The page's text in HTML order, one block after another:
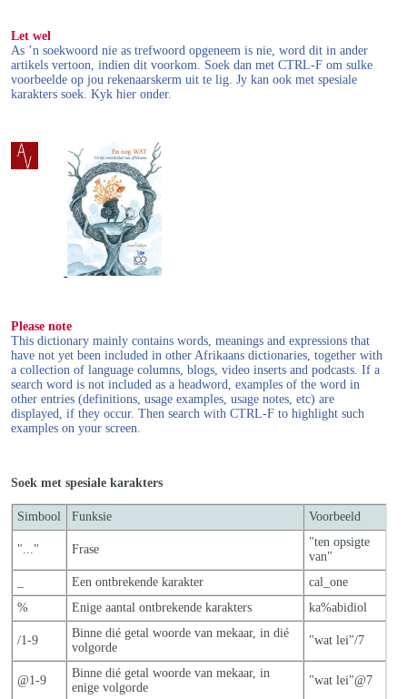
Let wel
As ’n soekwoord nie as trefwoord opgeneem is nie, word dit in ander
artikels vertoon, indien dit voorkom. Soek dan met CTRL-F om sulke
voorbeelde op jou rekenaarskerm uit te lig. Jy kan ook met spesiale
karakters soek. Kyk hier onder.
Please note
This dictionary mainly contains words, meanings and expressions that
have not yet been included in other Afrikaans dictionaries, together with
a collection of language columns, blogs, video inserts and podcasts. If a
search word is not included as a headword, examples of the word in
other entries (definitions, usage examples, usage notes, etc) are
displayed, if they occur. Then search with CTRL-F to highlight such
examples on your screen.
Soek met spesiale karakters
Simbool Funksie Voorbeeld
"..." Frase
"ten opsigte
van"
Een ontbrekende karakter
cal_one
%
Enige aantal ontbrekende karakters ka%abidiol
/1-9
Binne dié getal woorde van mekaar, in dié
volgorde
"wat lei"/7
@1-9
Binne dié getal woorde van mekaar, in
enige volgorde
"wat lei"@7